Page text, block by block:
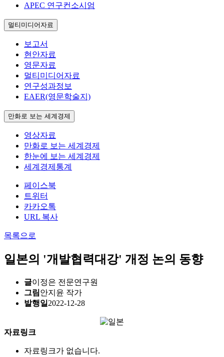
APEC 연구컨소시엄
멀티미디어자료
보고서
현안자료
영문자료
멀티미디어자료
연구성과정보
EAER(영문학술지)
만화로 보는 세계경제
영상자료
만화로 보는 세계경제
한눈에 보는 세계경제
세계경제통계
페이스북
트위터
카카오톡
URL 복사
목록으로
일본의 '개발협력대강' 개정 논의 동향
글이정은 전문연구원
그림안지윤 작가
발행일 2022-12-28
자료링크
자료링크가 없습니다.